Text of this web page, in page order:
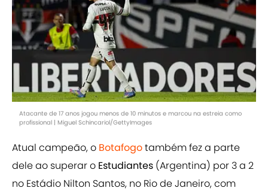
Atacante de 17 anos jogou menos de 10 minutos e marcou na estreia como
profissional | Miguel Schincariol/GettyImages
Atual campeão, o Botafogotambém fez a parte
dele ao superar o Estudiantes (Argentina) por 3 a 2
no Estádio Nilton Santos, no Rio de Janeiro, com